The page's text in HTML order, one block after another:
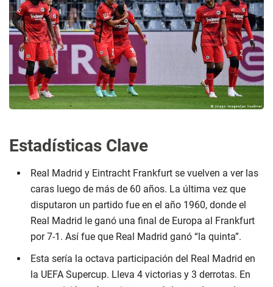
Estadísticas Clave
Real Madrid y Eintracht Frankfurt se vuelven a ver las
caras luego de más de 60 años. La última vez que
disputaron un partido fue en el año 1960, donde el
Real Madrid le ganó una final de Europa al Frankfurt
por 7-1. Así fue que Real Madrid ganó “la quinta”.
Esta sería la octava participación del Real Madrid en
la UEFA Supercup. Lleva 4 victorias y 3 derrotas. En